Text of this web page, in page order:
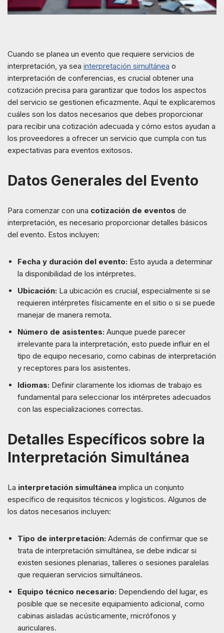
Cuando se planea un evento que requiere servicios de
interpretación, ya sea interpretación simultánea o
interpretación de conferencias, es crucial obtener una
cotización precisa para garantizar que todos los aspectos
del servicio se gestionen eficazmente. Aquí te explicaremos
cuáles son los datos necesarios que debes proporcionar
para recibir una cotización adecuada y cómo estos ayudan a
los proveedores a ofrecer un servicio que cumpla con tus
expectativas para eventos exitosos.
Datos Generales del Evento
Para comenzar con una cotización de eventos de
interpretación, es necesario proporcionar detalles básicos
del evento. Estos incluyen:
Fecha y duración del evento: Esto ayuda a determinar
la disponibilidad de los intérpretes.
Ubicación: La ubicación es crucial, especialmente si se
requieren intérpretes físicamente en el sitio o si se puede
manejar de manera remota.
Número de asistentes: Aunque puede parecer
irrelevante para la interpretación, esto puede influir en el
tipo de equipo necesario, como cabinas de interpretación
y receptores para los asistentes.
Idiomas: Definir claramente los idiomas de trabajo es
fundamental para seleccionar los intérpretes adecuados
con las especializaciones correctas.
Detalles Específicos sobre la
Interpretación Simultánea
La interpretación simultánea implica un conjunto
específico de requisitos técnicos y logísticos. Algunos de
los datos necesarios incluyen:
Tipo de interpretación: Además de confirmar que se
trata de interpretación simultánea, se debe indicar si
existen sesiones plenarias, talleres o sesiones paralelas
que requieran servicios simultáneos.
Equipo técnico necesario: Dependiendo del lugar, es
posible que se necesite equipamiento adicional, como
cabinas aisladas acústicamente, micrófonos y
auriculares.